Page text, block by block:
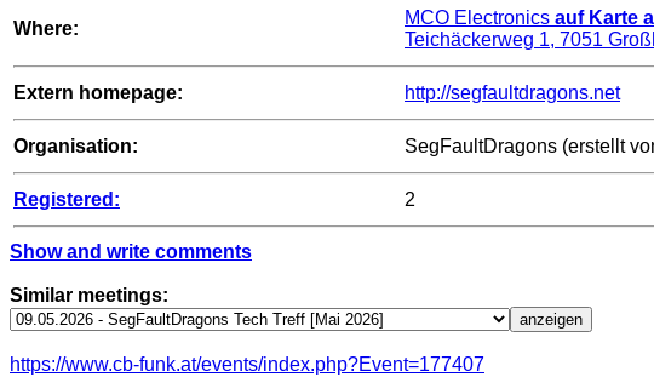
Where:
MCO Electronics auf Karte
Teichäckerweg 1, 7051
Extern homepage: http://segfaultdragons.net
Organisation: SegFaultDragons (erstellt
Registered: 2
Show and write comments
Similar meetings:
https://www.cb-funk.at/events/index.php?Event=177407